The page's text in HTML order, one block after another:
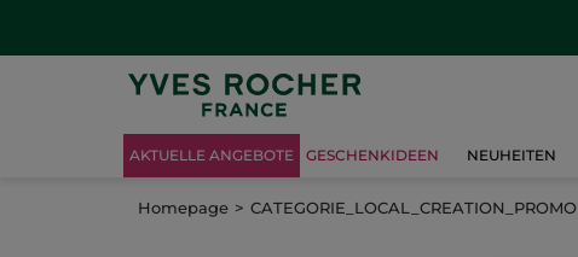
AKTUELLE ANGEBOTE GESCHENKIDEEN NEUHEITEN
Homepage CATEGORIE_LOCAL_CREATION_PROMO